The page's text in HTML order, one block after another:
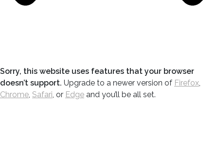
Sorry, this website uses features that your browser
doesn’t support. Upgrade to a newer version of Firefox,
Chrome, Safari, or Edge and you’ll be all set.